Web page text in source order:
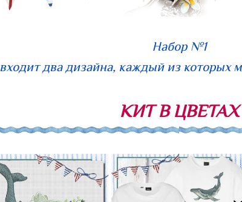
Набор №1
два дизайна, каждый из которых
КИТ В ЦВЕТАХ